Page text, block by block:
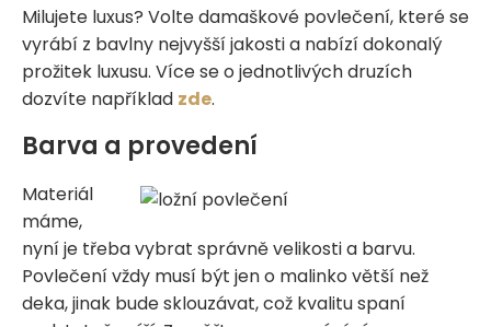
Milujete luxus? Volte damaškové povlečení, které se
vyrábí z bavlny nejvyšší jakosti a nabízí dokonalý
prožitek luxusu. Více se o jednotlivých druzích
dozvíte například zde.
Barva a provedení
Materiál
máme,
nyní je třeba vybrat správně velikosti a barvu.
Povlečení vždy musí být jen o malinko větší než
deka, jinak bude sklouzávat, což kvalitu spaní